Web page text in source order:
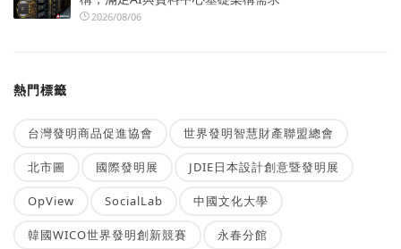
2026/08/06
熱門標籤
台灣發明商品促進協會 世界發明智慧財產聯盟總會
北市圖 國際發明展 JDIE日本設計創意暨發明展
OpView SocialLab 中國文化大學
韓國WICO世界發明創新競賽 永春分館